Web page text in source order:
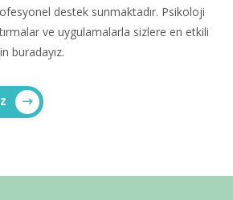
destek sunmaktadır. Psikoloji
ve uygulamalarla sizlere en etkili
buradayız.